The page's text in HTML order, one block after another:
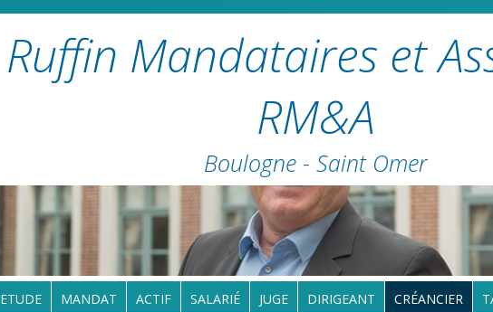
Ruffin Mandataires et
RM&A
Boulogne - Saint Omer
ETUDE MANDAT ACTIF SALARIÉ JUGE DIRIGEANT CRÉANCIER